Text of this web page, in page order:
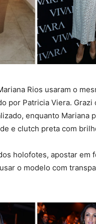
Rios usaram o
por Patricia Viera. Grazi
enquanto Mariana
e clutch preta com
holofotes, apostar em
o modelo com